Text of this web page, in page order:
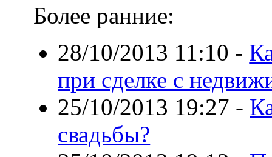
Более ранние:
28/10/2013 11:10 -
при сделке с
25/10/2013 19:27 -
свадьбы?